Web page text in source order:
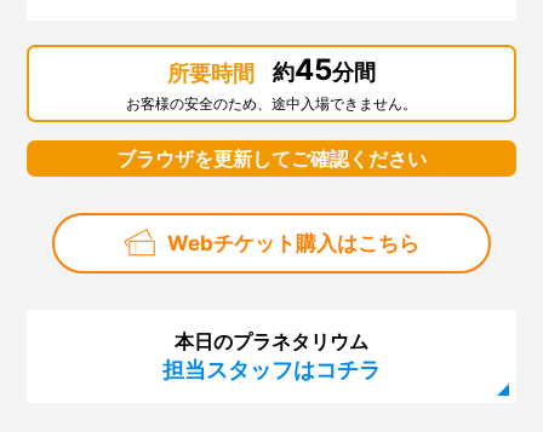
所要時間 約45分間
お客様の安全のため、途中入場できません。
ブラウザを更新してご確認ください
Webチケット購入はこちら
本日のプラネタリウム
担当スタッフはコチラ